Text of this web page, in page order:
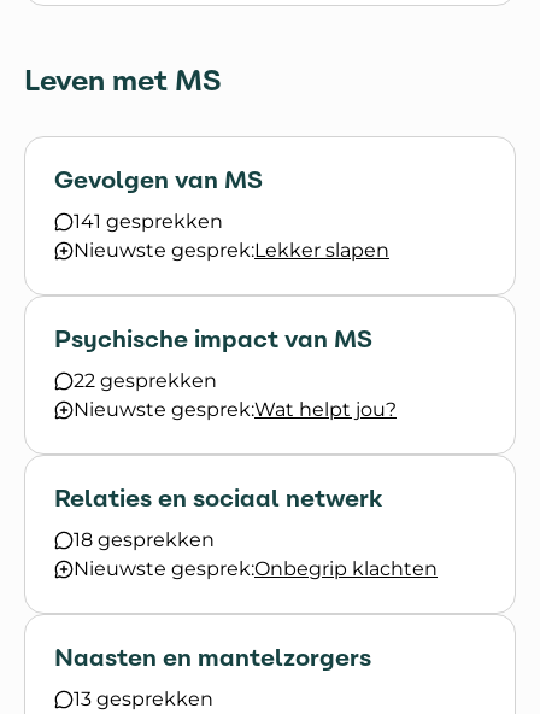
Leven met MS
Gevolgen van MS
141 gesprekken
Nieuwste gesprek:Lekker slapen
Psychische impact van MS
22 gesprekken
Nieuwste gesprek:Wat helpt jou?
Relaties en sociaal netwerk
18 gesprekken
Nieuwste gesprek:Onbegrip klachten
Naasten en mantelzorgers
13 gesprekken